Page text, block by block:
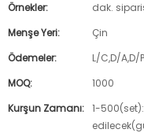
Örnekler:
dak.
Menşe Yeri:
Çin
Ödemeler:
L/C,D/A,D/
MOQ:
1000
Kurşun Zamanı: 1-